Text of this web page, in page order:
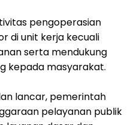
pengoperasian
di unit kerja kecuali
serta mendukung
kepada masyarakat.
lancar, pemerintah
pelayanan publik